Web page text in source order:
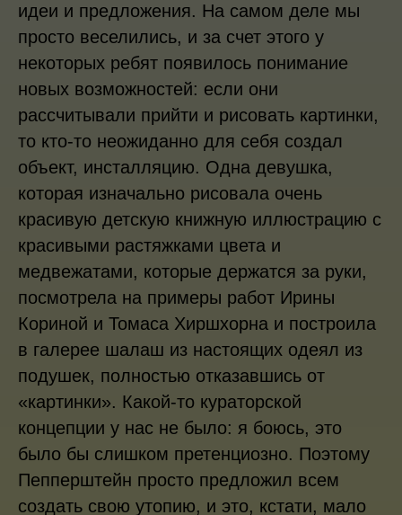
идеи и предложения. На самом деле мы
просто веселились, и за счет этого у
некоторых ребят появилось понимание
новых возможностей: если они
рассчитывали прийти и рисовать картинки,
то кто-то неожиданно для себя создал
объект, инсталляцию. Одна девушка,
которая изначально рисовала очень
красивую детскую книжную иллюстрацию с
красивыми растяжками цвета и
медвежатами, которые держатся за руки,
посмотрела на примеры работ Ирины
Кориной и Томаса Хиршхорна и построила
в галерее шалаш из настоящих одеял из
подушек, полностью отказавшись от
«картинки». Какой-то кураторской
концепции у нас не было: я боюсь, это
было бы слишком претенциозно. Поэтому
Пепперштейн просто предложил всем
создать свою утопию, и это, кстати, мало